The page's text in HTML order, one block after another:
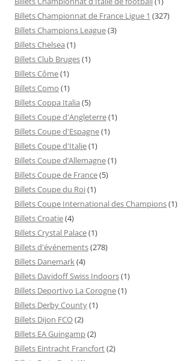
Billets Championnat de France Ligue 1 (327)
Billets Champions League(3)
Billets Chelsea (1)
Billets Club Bruges(1)
Billets Côme(1)
Billets Como (1)
Billets Coppa Italia (5)
Billets Coupe d'Angleterre(1)
Billets Coupe d'Espagne(1)
Billets Coupe d'Italie(1)
Billets Coupe d’Allemagne(1)
Billets Coupe de France(5)
Billets Coupe du Roi(1)
Billets Coupe International des Champions(1)
Billets Croatie(4)
Billets Crystal Palace(1)
Billets d'événements(278)
Billets Danemark(4)
Billets Davidoff Swiss Indoors(1)
Billets Deportivo La Corogne(1)
Billets Derby County(1)
Billets Dijon FCO(2)
Billets EA Guingamp(2)
Billets Eintracht Francfort(2)